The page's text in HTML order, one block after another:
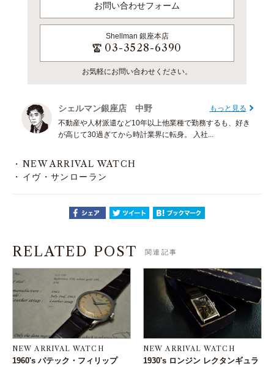
お問い合わせフォーム
Shellman 銀座本店
03-3528-6390
お気軽にお問い合わせください。
シェルマン銀座店 中野
もっと見る
不動産や人材派遣など10年以上他業種で勤務するも、好き
が高じて30過ぎてから時計業界に転身。 入社...
NEW ARRIVAL WATCH
イヴ・サンローラン
RELATED POST 関連記事
NEW ARRIVAL WATCH
1960's パテック・フィリップ
NEW ARRIVAL WATCH
1930's ロンジン レクタンギュラ